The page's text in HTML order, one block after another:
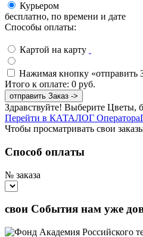
Курьером
бесплатно, по времени и дате
Способы оплаты:
Картой на карту
Нажимая кнопку «отправить
Итого к оплате: 0 руб.
отправить Заказ ->
Здравствуйте! Выберите Цветы,
Перейти в КАТАЛОГ
Чтобы просматривать свои
Способ оплаты
№ заказа
свои События нам уже